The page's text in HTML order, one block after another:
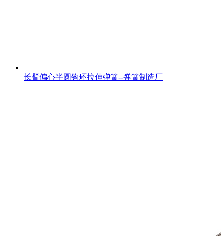
长臂偏心半圆钩环拉伸弹簧--弹簧制造厂